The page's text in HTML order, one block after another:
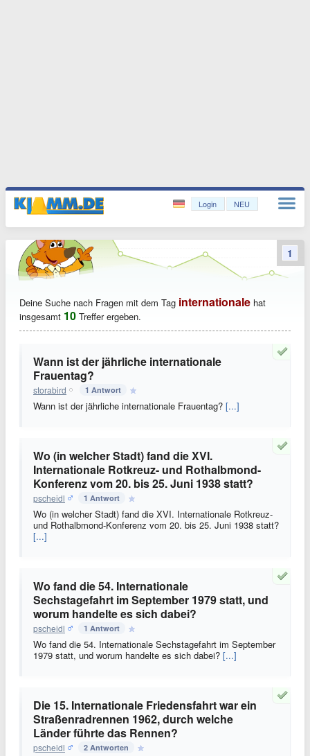
Login NEU
Deine Suche nach Fragen mit dem Tag internationale hat
insgesamt 10 Treffer ergeben.
Wann ist der jährliche internationale
Frauentag?
storabird 1 Antwort
Wann ist der jährliche internationale Frauentag? [...]
Wo (in welcher Stadt) fand die XVI.
Internationale Rotkreuz- und Rothalbmond-
Konferenz vom 20. bis 25. Juni 1938 statt?
pscheidl 1 Antwort
Wo (in welcher Stadt) fand die XVI. Internationale Rotkreuz-
und Rothalbmond-Konferenz vom 20. bis 25. Juni 1938 statt?
[...]
Wo fand die 54. Internationale
Sechstagefahrt im September 1979 statt, und
worum handelte es sich dabei?
pscheidl 1 Antwort
Wo fand die 54. Internationale Sechstagefahrt im September
1979 statt, und worum handelte es sich dabei? [...]
Die 15. Internationale Friedensfahrt war ein
Straßenradrennen 1962, durch welche
Länder führte das Rennen?
pscheidl 2 Antworten
1